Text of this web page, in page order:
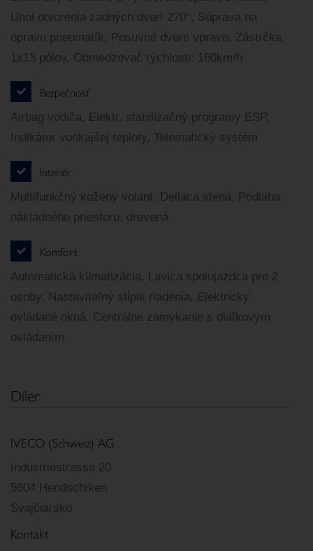
Uhol otvorenia zadných dverí 270°, Súprava na
opravu pneumatík, Posuvné dvere vpravo, Zástrčka
1x13 pólov, Obmedzovač rýchlosti: 160km/h
Bezpečnosť
Airbag vodiča, Elektr. stabilizačný programy ESP,
Indikátor vonkajšej teploty, Telematický systém
Interiér
Multifunkčný kožený volant, Deliaca stena, Podlaha
nákladného priestoru, drevená
Komfort
Automatická klimatizácia, Lavica spolujazdca pre 2
osoby, Nastaviteľný stĺpik riadenia, Elektricky
ovládané okná, Centrálne zamykanie s diaľkovým
ovládaním
Díler
IVECO (Schweiz) AG
Industriestrasse 20
5604 Hendschiken
Švajčiarsko
Kontakt